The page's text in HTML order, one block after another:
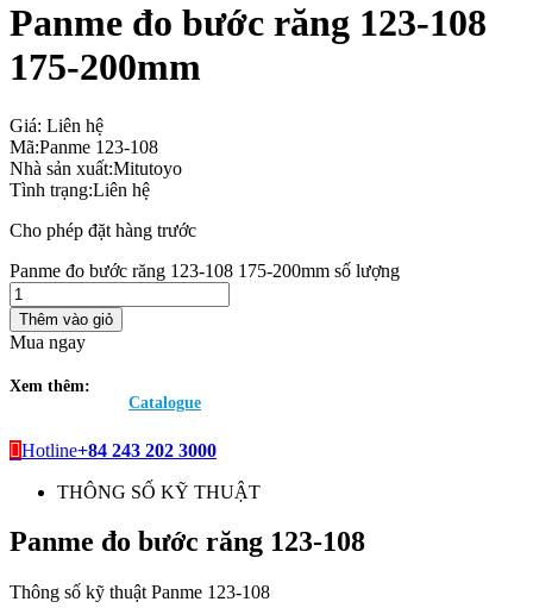
Panme đo bước răng 123-108
175-200mm
Giá: Liên hệ
Mã:Panme 123-108
Nhà sản xuất:Mitutoyo
Tình trạng:Liên hệ
Cho phép đặt hàng trước
Panme đo bước răng 123-108 175-200mm số lượng
Thêm vào giỏ
Mua ngay
Xem thêm:
Catalogue
Hotline+84 243 202 3000
THÔNG SỐ KỸ THUẬT
Panme đo bước răng 123-108
Thông số kỹ thuật Panme 123-108